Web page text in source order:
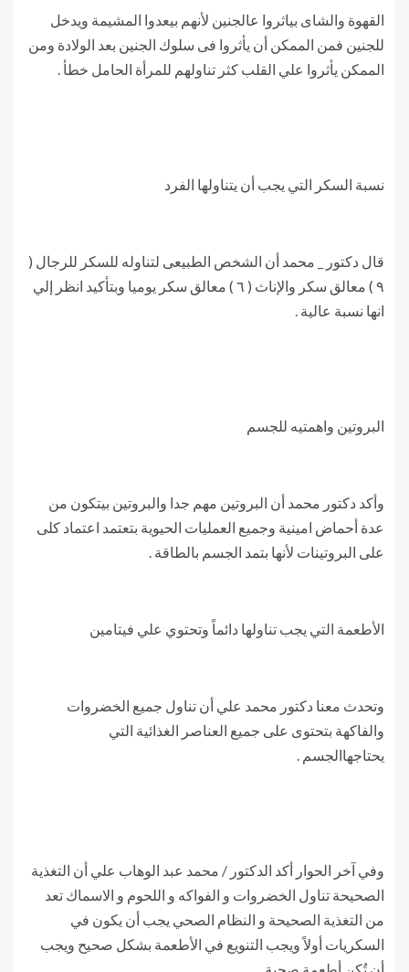
القهوة والشاى بياثروا عالجنين لأنهم بيعدوا المشيمة ويدخل
للجنين فمن الممكن أن يأثروا فى سلوك الجنين بعد الولادة ومن
الممكن يأثروا علي القلب كثر تناولهم للمرأة الحامل خطأ .
نسبة السكر التي يجب أن يتناولها الفرد
قال دكتور _ محمد أن الشخص الطبيعى لتناوله للسكر للرجال (
٩ ) معالق سكر والإناث ( ٦ ) معالق سكر يوميا وبتأكيد انظر إلي
انها نسبة عالية .
البروتين واهمتيه للجسم
وأكد دكتور محمد أن البروتين مهم جدا والبروتين بيتكون من
عدة أحماض امينية وجميع العمليات الحيوية بتعتمد اعتماد كلى
على البروتينات لأنها بتمد الجسم بالطاقة .
الأطعمة التي يجب تناولها دائماً وتحتوي علي فيتامين
وتحدث معنا دكتور محمد علي أن تناول جميع الخضروات
والفاكهة بتحتوى على جميع العناصر الغذائية التي
يحتاجهاالجسم .
وفي آخر الحوار أكد الدكتور / محمد عبد الوهاب علي أن التغذية
الصحيحة تناول الخضروات و الفواكه و اللحوم و الاسماك تعد
من التغذية الصحيحة و النظام الصحي يجب أن يكون في
السكريات أولاً ويجب التنويع في الأطعمة بشكل صحيح ويجب